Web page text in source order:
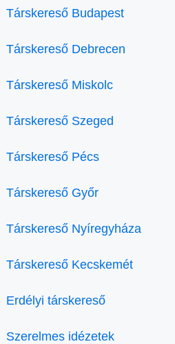
Társkereső Budapest
Társkereső Debrecen
Társkereső Miskolc
Társkereső Szeged
Társkereső Pécs
Társkereső Győr
Társkereső Nyíregyháza
Társkereső Kecskemét
Erdélyi társkereső
Szerelmes idézetek